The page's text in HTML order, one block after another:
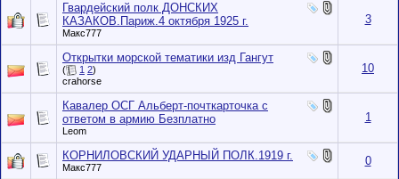
Гвардейский полк ДОНСКИХ
КАЗАКОВ.Париж.4 октября 1925 г.
Макс777
3
Открытки морской тематики изд Гангут
( 1 2)
crahorse
10
Кавалер ОСГ Альберт-почткарточка с
ответом в армию Безплатно
Leom
1
КОРНИЛОВСКИЙ УДАРНЫЙ ПОЛК.1919 г.
Макс777 0